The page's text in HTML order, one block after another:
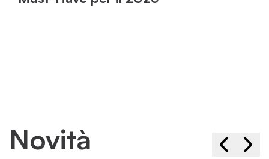
Novità